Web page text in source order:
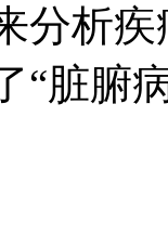
分析
“脏腑